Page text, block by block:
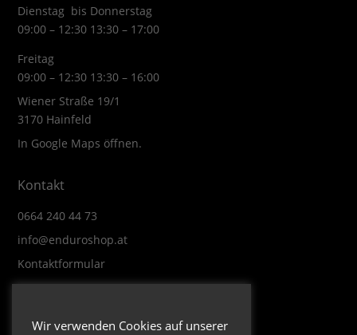
Dienstag bis Donnerstag
09:00 – 12:30 13:30 – 17:00
Freitag
09:00 – 12:30 13:30 – 16:00
Wiener Straße 19/1
3170 Hainfeld
In Google Maps öffnen.
Kontakt
0664 240 44 73
info@enduroshop.at
Kontaktformular
Wir verwenden Cookies auf unserer